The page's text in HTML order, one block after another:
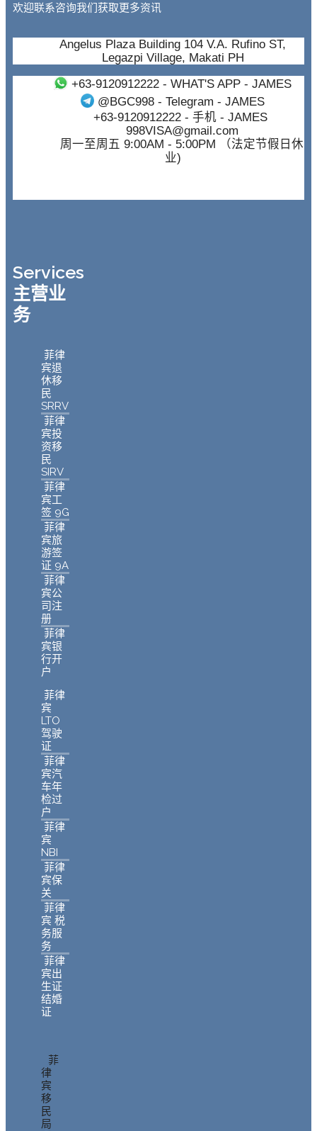
欢迎联系咨询我们获取更多资讯
Angelus Plaza Building 104 V.A. Rufino ST,
Legazpi Village, Makati PH
+63-9120912222- WHAT'S APP - JAMES
@BGC998 - Telegram - JAMES
+63-9120912222- 手机 - JAMES
998VISA@gmail.com
周一至周五 9:00AM - 5:00PM （法定节假日休
业)
Services
主营业
务
菲律
宾退
休移
民
SRRV
菲律
宾投
资移
民
SIRV
菲律
宾工
签 9G
菲律
宾旅
游签
证 9A
菲律
宾公
司注
册
菲律
宾银
行开
户
菲律
宾
LTO
驾驶
证
菲律
宾汽
车年
检过
户
菲律
宾
NBI
菲律
宾保
关
菲律
宾 税
务服
务
菲律
宾出
生证
结婚
证
菲
律
宾
移
民
局